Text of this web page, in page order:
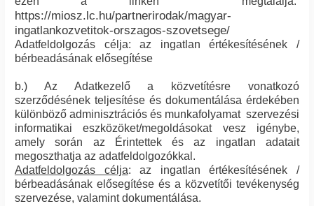
https://miosz.lc.hu/partnerirodak/magyar-
ingatlankozvetitok-orszagos-szovetsege/
Adatfeldolgozás célja: az ingatlan értékesítésének /
bérbeadásának elősegítése
b.) Az Adatkezelő a közvetítésre vonatkozó
szerződésének teljesítése és dokumentálása érdekében
különböző adminisztrációs és munkafolyamat szervezési
informatikai eszközöket/megoldásokat vesz igénybe,
amely során az Érintettek és az ingatlan adatait
megoszthatja az adatfeldolgozókkal.
Adatfeldolgozás célja: az ingatlan értékesítésének /
bérbeadásának elősegítése és a közvetítői tevékenység
szervezése, valamint dokumentálása.